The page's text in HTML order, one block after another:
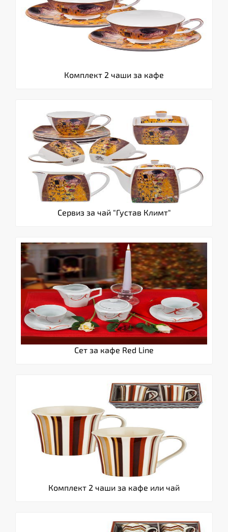
Комплект 2 чаши за кафе
Сервиз за чай "Густав Климт"
Сет за кафе Red Line
Комплект 2 чаши за кафе или чай